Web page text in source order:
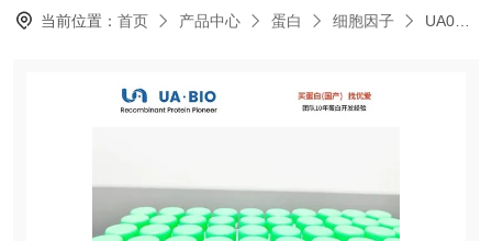
当前位置：首页 产品中心 蛋白 细胞因子 UA040199白细胞介素-28B / IFN-λ3 蛋白，小鼠